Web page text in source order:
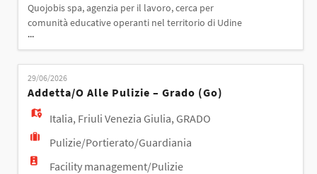
Quojobis spa, agenzia per il lavoro, cerca per
comunità educative operanti nel territorio di Udine
da inserire nel proprio team multidisciplinare.
EDUCATORI/EDUCATRICI PER COMUNITÀ EDUCATIVA
– ZONA UDINE Attività principali: - Progettazione e
realizzazione di interventi educativi individualizzati.
- Affiancamento e supporto agli utenti nel
...
29/06/2026
Addetta/o Alle Pulizie – Grado (go)
Italia, Friuli Venezia Giulia, GRADO
Pulizie/Portierato/Guardiania
Facility management/Pulizie